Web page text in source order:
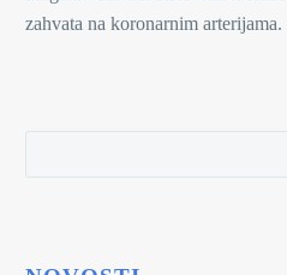
zahvata na koronarnim arterijama.